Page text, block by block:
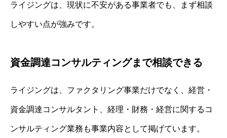
ライジングは、現状に不安がある事業者でも、まず相談
しやすい点が強みです。
資金調達コンサルティングまで相談できる
ライジングは、ファクタリング事業だけでなく、経営・
資金調達コンサルタント、経理・財務・経営に関するコ
ンサルティング業務も事業内容として掲げています。